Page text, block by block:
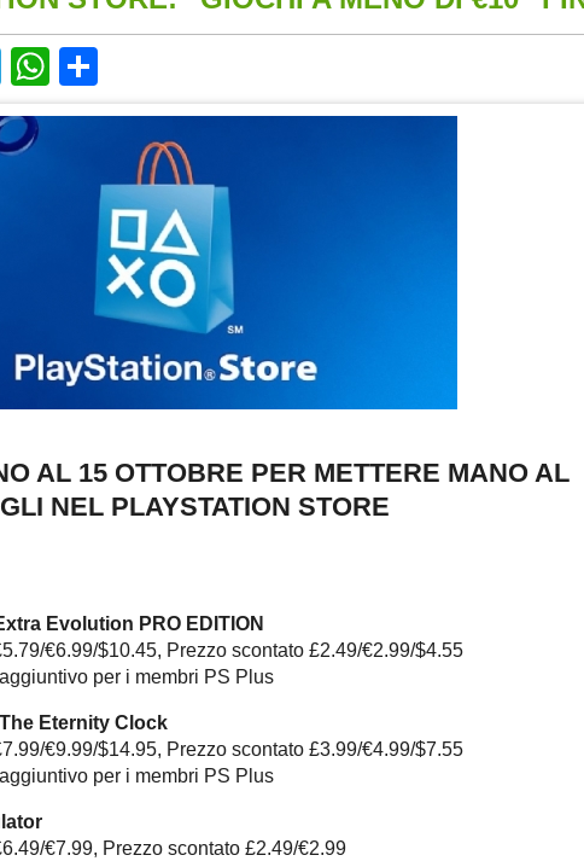
Telegram
WhatsApp
AL 15 OTTOBRE PER METTERE MANO AL
NEL PLAYSTATION STORE
Evolution PRO EDITION
€6.99/$10.45, Prezzo scontato £2.49/€2.99/$4.55
per i membri PS Plus
Eternity Clock
€9.99/$14.95, Prezzo scontato £3.99/€4.99/$7.55
per i membri PS Plus
€7.99, Prezzo scontato £2.49/€2.99